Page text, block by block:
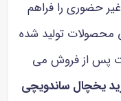
حضوری را فراهم
محصولات تولید شده
پس از فروش می
یخچال ساندویچی